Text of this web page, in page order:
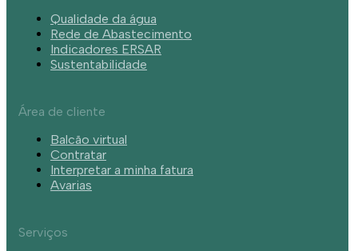
Qualidade da água
Rede de Abastecimento
Indicadores ERSAR
Sustentabilidade
Área de cliente
Balcão virtual
Contratar
Interpretar a minha fatura
Avarias
Serviços